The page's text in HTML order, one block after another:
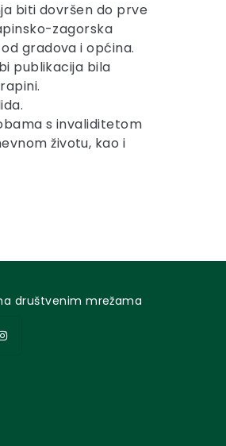
biti dovršen do prve
zagorska
gradova i općina.
publikacija bila
s invaliditetom
životu, kao i
društvenim mrežama